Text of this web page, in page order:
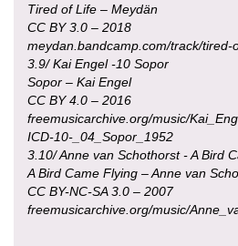
Tired of Life – Meydän
CC BY 3.0 – 2018
meydan.bandcamp.com/track/tired-
3.9/ Kai Engel -10 Sopor
Sopor – Kai Engel
CC BY 4.0 – 2016
freemusicarchive.org/music/
ICD-10-_04_Sopor_1952
3.10/ Anne van Schothorst - A Bird
A Bird Came Flying – Anne van
CC BY-NC-SA 3.0 – 2007
freemusicarchive.org/music/